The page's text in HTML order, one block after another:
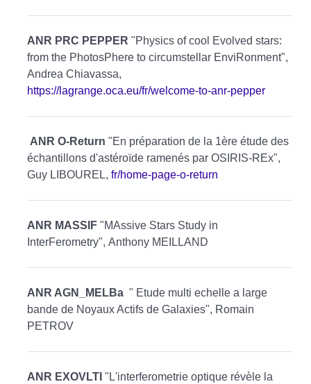
ANR PRC PEPPER "Physics of cool Evolved stars:
from the PhotosPhere to circumstellar EnviRonment",
Andrea Chiavassa,
https://lagrange.oca.eu/fr/welcome-to-anr-pepper
ANR O-Return "En préparation de la 1ère étude des
échantillons d'astéroïde ramenés par OSIRIS-REx",
Guy LIBOUREL, fr/home-page-o-return
ANR MASSIF "MAssive Stars Study in
InterFerometry", Anthony MEILLAND
ANR AGN_MELBa " Etude multi echelle a large
bande de Noyaux Actifs de Galaxies", Romain
PETROV
ANR EXOVLTI "L'interferometrie optique révèle la